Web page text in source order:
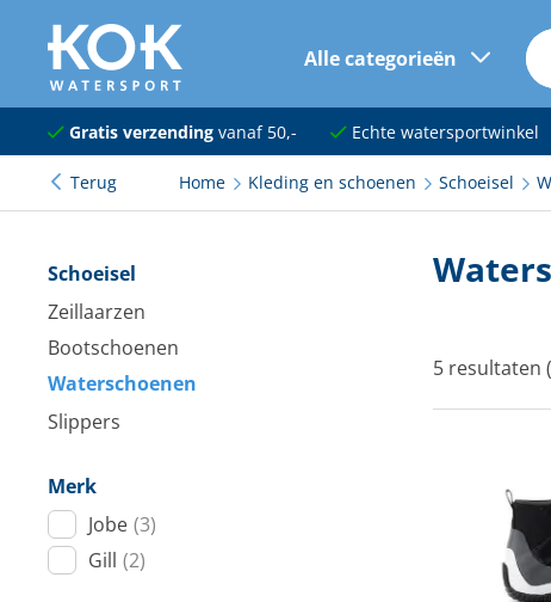
naar hoofdinhoud
Alle categorieën
Navigatie
Dekuitrusting
Elektra
Kajuit en kombuis
Techniek en motor
Gratis verzendingvanaf 50,- Echte watersportwinkel
Terug Home Kleding en schoenen Schoeisel
5 resultaten
Schoeisel
Zeillaarzen
Bootschoenen
Waterschoenen
Slippers
Merk
Jobe (3)
Gill (2)